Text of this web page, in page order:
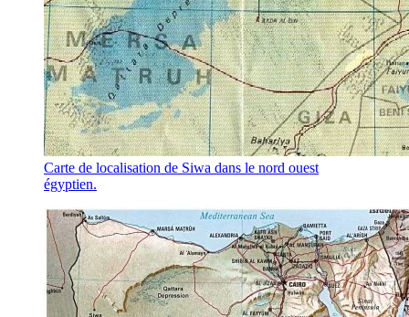
Carte de localisation de Siwa dans le nord ouest
égyptien.